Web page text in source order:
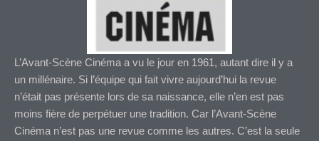
L’Avant-Scène Cinéma a vu le jour en 1961, autant dire il y a
un millénaire. Si l’équipe qui fait vivre aujourd’hui la revue
n’était pas présente lors de sa naissance, elle n’en est pas
moins fière de perpétuer une tradition. Car l’Avant-Scène
Cinéma n’est pas une revue comme les autres. C’est la seule